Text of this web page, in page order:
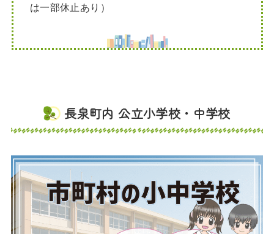
は一部休止あり）
長泉町内 公立小学校・中学校